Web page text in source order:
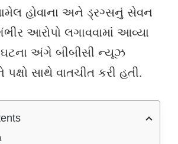
હોવાના અને ડ્રગ્સનું સેવન
આરોપો લગાવવામાં આવ્યા
અંગે બીબીસી ન્યૂઝ
સાથે વાતચીત કરી હતી.